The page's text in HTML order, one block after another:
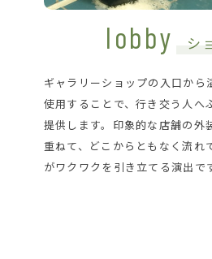
lobby シ
ギャラリーショップの入口から
使用することで、行き交う人へ
提供します。印象的な店舗の外
重ねて、どこからともなく流れ
がワクワクを引き立てる演出で